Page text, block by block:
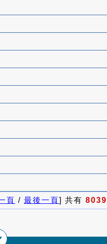
頁 / 最後一頁] 共有 8039